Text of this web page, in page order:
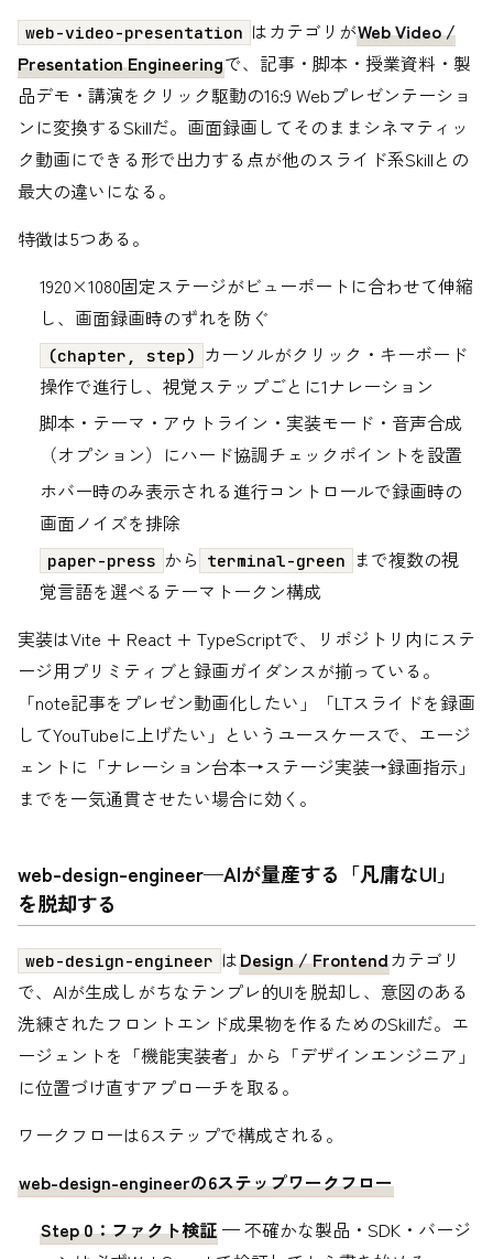
web-video-presentation はカテゴリがWeb Video /
Presentation Engineeringで、記事・脚本・授業資料・製
品デモ・講演をクリック駆動の16:9 Webプレゼンテーショ
ンに変換するSkillだ。画面録画してそのままシネマティッ
ク動画にできる形で出力する点が他のスライド系Skillとの
最大の違いになる。
特徴は5つある。
1920×1080固定ステージがビューポートに合わせて伸縮
し、画面録画時のずれを防ぐ
(chapter, step) カーソルがクリック・キーボード
操作で進行し、視覚ステップごとに1ナレーション
脚本・テーマ・アウトライン・実装モード・音声合成
（オプション）にハード協調チェックポイントを設置
ホバー時のみ表示される進行コントロールで録画時の
画面ノイズを排除
paper-press から terminal-green まで複数の視
覚言語を選べるテーマトークン構成
実装はVite + React + TypeScriptで、リポジトリ内にステ
ージ用プリミティブと録画ガイダンスが揃っている。
「note記事をプレゼン動画化したい」「LTスライドを録画
してYouTubeに上げたい」というユースケースで、エージ
ェントに「ナレーション台本→ステージ実装→録画指示」
までを一気通貫させたい場合に効く。
web-design-engineer—AIが量産する「凡庸なUI」
を脱却する
web-design-engineer はDesign / Frontendカテゴリ
で、AIが生成しがちなテンプレ的UIを脱却し、意図のある
洗練されたフロントエンド成果物を作るためのSkillだ。エ
ージェントを「機能実装者」から「デザインエンジニア」
に位置づけ直すアプローチを取る。
ワークフローは6ステップで構成される。
web-design-engineerの6ステップワークフロー
Step 0：ファクト検証 — 不確かな製品・SDK・バージ